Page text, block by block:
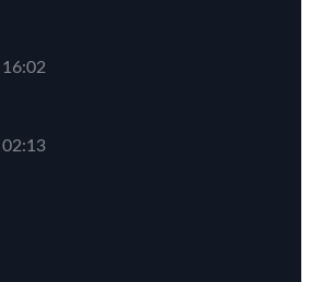
16:02
02:13